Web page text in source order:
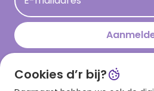
Persberichten
Hallmark en Kinderpostzegels
Download onze app
Cookies d’r bij?